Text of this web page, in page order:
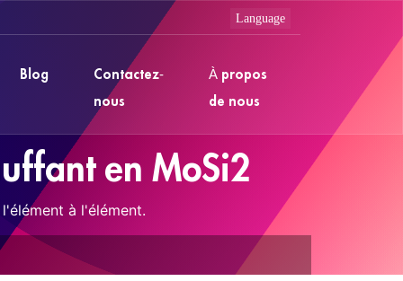
Blog
Contactez-
nous
À propos
de nous
en MoSi2
à l'élément.